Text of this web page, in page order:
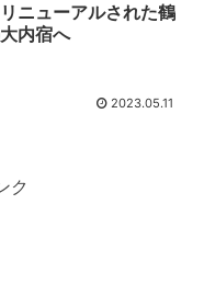
リニューアルされた鶴
内宿へ
2023.05.11
ク